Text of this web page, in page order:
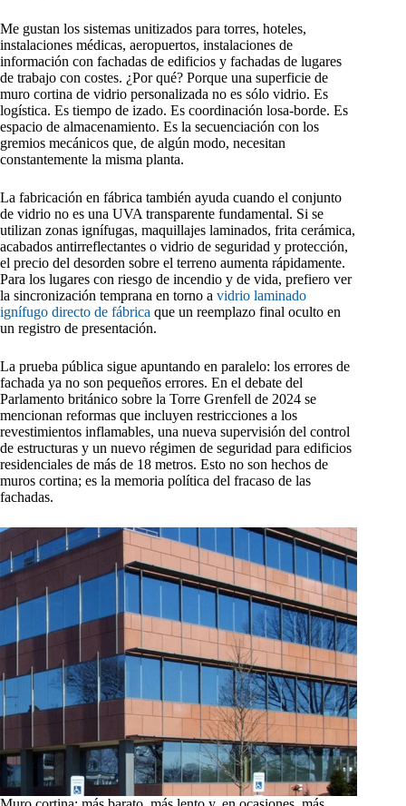
Me gustan los sistemas unitizados para torres, hoteles,
instalaciones médicas, aeropuertos, instalaciones de
información con fachadas de edificios y fachadas de lugares
de trabajo con costes. ¿Por qué? Porque una superficie de
muro cortina de vidrio personalizada no es sólo vidrio. Es
logística. Es tiempo de izado. Es coordinación losa-borde. Es
espacio de almacenamiento. Es la secuenciación con los
gremios mecánicos que, de algún modo, necesitan
constantemente la misma planta.
La fabricación en fábrica también ayuda cuando el conjunto
de vidrio no es una UVA transparente fundamental. Si se
utilizan zonas ignífugas, maquillajes laminados, frita cerámica,
acabados antirreflectantes o vidrio de seguridad y protección,
el precio del desorden sobre el terreno aumenta rápidamente.
Para los lugares con riesgo de incendio y de vida, prefiero ver
la sincronización temprana en torno a vidrio laminado
ignífugo directo de fábrica que un reemplazo final oculto en
un registro de presentación.
La prueba pública sigue apuntando en paralelo: los errores de
fachada ya no son pequeños errores. En el debate del
Parlamento británico sobre la Torre Grenfell de 2024 se
mencionan reformas que incluyen restricciones a los
revestimientos inflamables, una nueva supervisión del control
de estructuras y un nuevo régimen de seguridad para edificios
residenciales de más de 18 metros. Esto no son hechos de
muros cortina; es la memoria política del fracaso de las
fachadas.